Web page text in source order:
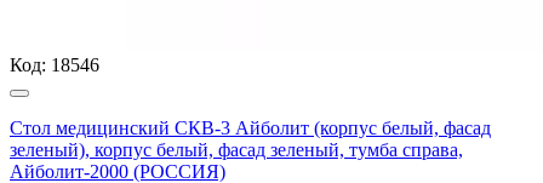
Код: 18546
Стол медицинский СКВ-3 Айболит (корпус белый, фасад
зеленый), корпус белый, фасад зеленый, тумба справа,
Айболит-2000 (РОССИЯ)